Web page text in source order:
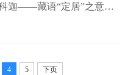
迦——藏语“定居”之意
，科迦寺于公元996年由
历史文化名村。科迦藏戏
4 5 下页